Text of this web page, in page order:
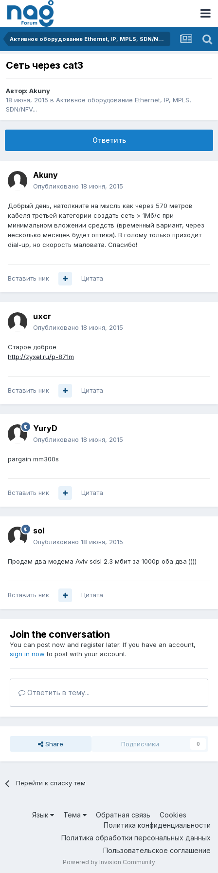
Активное оборудование Ethernet, IP, MPLS, SDN/NFV...
Сеть через cat3
Автор: Akuny
18 июня, 2015 в Активное оборудование Ethernet, IP, MPLS,
SDN/NFV...
Ответить
Akuny
Опубликовано 18 июня, 2015
Добрый день, натолкните на мысль как через 570 метров
кабеля третьей категории создать сеть > 1Mб/с при
минимальном вложении средств (временный вариант, через
несколько месяцев будет оптика). В голому только приходит
dial-up, но скорость маловата. Спасибо!
Вставить ник Цитата
uxcr
Опубликовано 18 июня, 2015
Старое доброе
http://zyxel.ru/p-871m
Вставить ник Цитата
YuryD
Опубликовано 18 июня, 2015
pargain mm300s
Вставить ник Цитата
sol
Опубликовано 18 июня, 2015
Продам два модема Aviv sdsl 2.3 мбит за 1000р оба два ))))
Вставить ник Цитата
Join the conversation
You can post now and register later. If you have an account,
sign in now to post with your account.
Ответить в тему...
Share Подписчики 0
Перейти к списку тем
Язык Тема Обратная связь
Cookies
Политика конфиденциальности
Политика обработки персональных данных
Пользовательское соглашение
Powered by Invision Community